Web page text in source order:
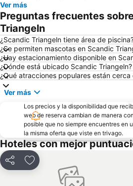
Ver más
Preguntas frecuentes
Triangeln
¿Scandic Triangeln tiene área de
¿Se permiten mascotas en Scandic
¿Hay estacionamiento disponible en
¿Dónde está ubicado Scandic Triangeln?
¿Qué atracciones populares están
Ver más
Los precios y la disponibilidad que
web de reserva cambian de manera
posible que no siempre encuentres en
la misma oferta que viste en trivago.
Hoteles con mejor
CompartirAgregar a favoritos